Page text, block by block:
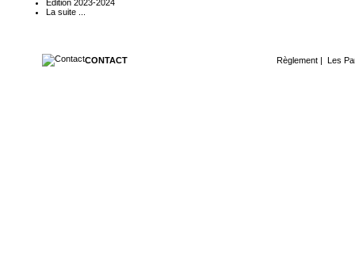
Edition 2023-2024
La suite ...
CONTACT Règlement | Les